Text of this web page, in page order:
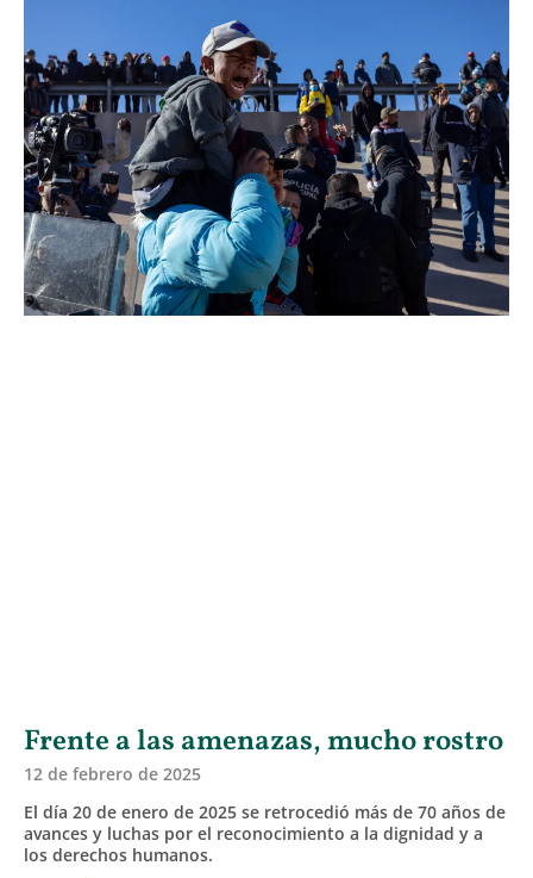
Frente a las amenazas, mucho rostro
12 de febrero de 2025
El día 20 de enero de 2025 se retrocedió más de 70 años de
avances y luchas por el reconocimiento a la dignidad y a
los derechos humanos.